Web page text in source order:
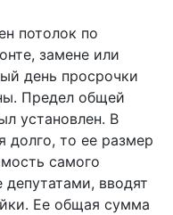
потолок по
замене или
день просрочки
Предел общей
установлен. В
долго, то ее размер
самого
вводят
Ее общая сумма